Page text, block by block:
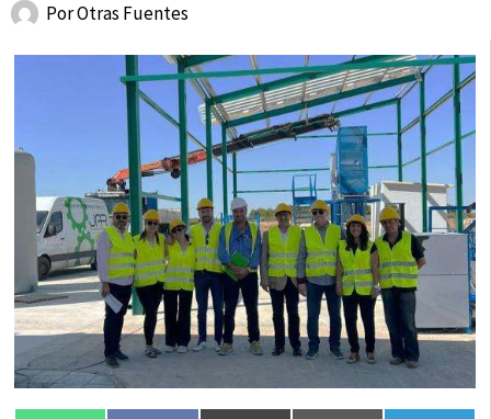
PorOtras Fuentes